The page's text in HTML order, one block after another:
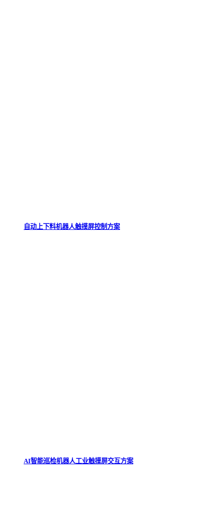
自动上下料机器人触摸屏控制方案
AI智能巡检机器人工业触摸屏交互方案